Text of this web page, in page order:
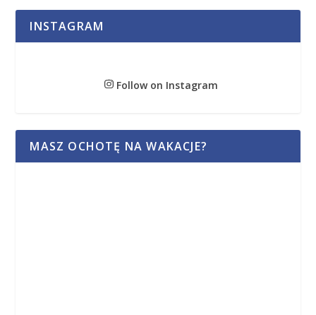
INSTAGRAM
Follow on Instagram
MASZ OCHOTĘ NA WAKACJE?